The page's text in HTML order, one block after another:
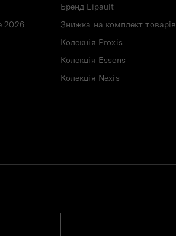
2026
Бренд Lipault
Знижка на комплект товарів
Колекція Proxis
Колекція Essens
Колекція Nexis